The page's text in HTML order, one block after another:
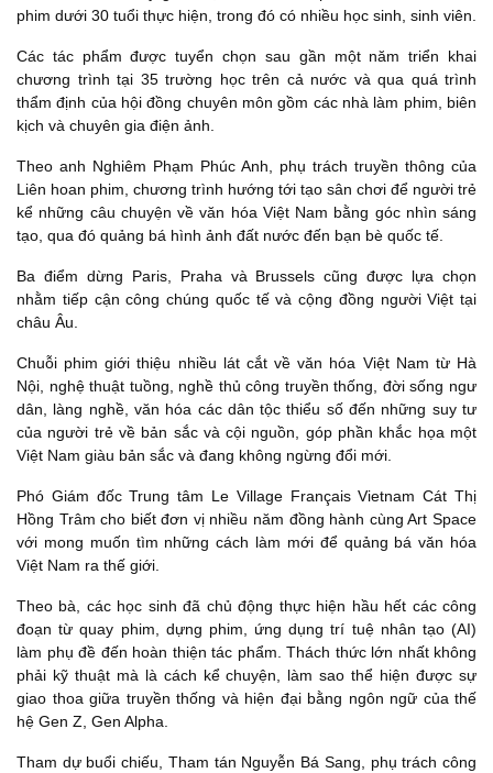
phim dưới 30 tuổi thực hiện, trong đó có nhiều học sinh, sinh viên.
Các tác phẩm được tuyển chọn sau gần một năm triển khai
chương trình tại 35 trường học trên cả nước và qua quá trình
thẩm định của hội đồng chuyên môn gồm các nhà làm phim, biên
kịch và chuyên gia điện ảnh.
Theo anh Nghiêm Phạm Phúc Anh, phụ trách truyền thông của
Liên hoan phim, chương trình hướng tới tạo sân chơi để người trẻ
kể những câu chuyện về văn hóa Việt Nam bằng góc nhìn sáng
tạo, qua đó quảng bá hình ảnh đất nước đến bạn bè quốc tế.
Ba điểm dừng Paris, Praha và Brussels cũng được lựa chọn
nhằm tiếp cận công chúng quốc tế và cộng đồng người Việt tại
châu Âu.
Chuỗi phim giới thiệu nhiều lát cắt về văn hóa Việt Nam từ Hà
Nội, nghệ thuật tuồng, nghề thủ công truyền thống, đời sống ngư
dân, làng nghề, văn hóa các dân tộc thiểu số đến những suy tư
của người trẻ về bản sắc và cội nguồn, góp phần khắc họa một
Việt Nam giàu bản sắc và đang không ngừng đổi mới.
Phó Giám đốc Trung tâm Le Village Français Vietnam Cát Thị
Hồng Trâm cho biết đơn vị nhiều năm đồng hành cùng Art Space
với mong muốn tìm những cách làm mới để quảng bá văn hóa
Việt Nam ra thế giới.
Theo bà, các học sinh đã chủ động thực hiện hầu hết các công
đoạn từ quay phim, dựng phim, ứng dụng trí tuệ nhân tạo (AI)
làm phụ đề đến hoàn thiện tác phẩm. Thách thức lớn nhất không
phải kỹ thuật mà là cách kể chuyện, làm sao thể hiện được sự
giao thoa giữa truyền thống và hiện đại bằng ngôn ngữ của thế
hệ Gen Z, Gen Alpha.
Tham dự buổi chiếu, Tham tán Nguyễn Bá Sang, phụ trách công